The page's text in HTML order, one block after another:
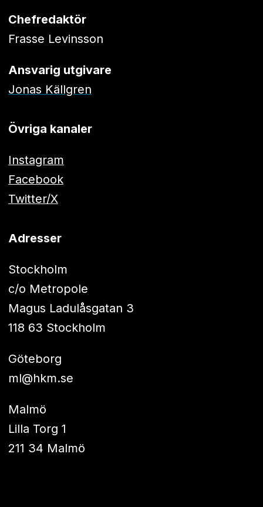
Chefredaktör
Frasse Levinsson
Ansvarig utgivare
Jonas Källgren
Övriga kanaler
Instagram
Facebook
Twitter/X
Adresser
Stockholm
c/o Metropole
Magus Ladulåsgatan 3
118 63 Stockholm
Göteborg
ml@hkm.se
Malmö
Lilla Torg 1
211 34 Malmö